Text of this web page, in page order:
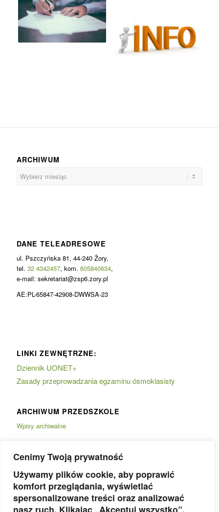
Cenimy Twoją prywatność
Używamy plików cookie, aby poprawić
komfort przeglądania, wyświetlać
spersonalizowane treści oraz analizować
ARCHIWUM
DANE TELEADRESOWE
ul. Pszczyńska 81, 44-240 Żory,
tel. 32 4342457, kom. 605840634,
e-mail: sekretariat@zsp6.zory.pl
AE:PL-65847-42908-DWWSA-23
LINKI ZEWNĘTRZNE:
Dziennik UONET+
Zasady przeprowadzania egzaminu ósmoklasisty
ARCHIWUM PRZEDSZKOLE
Wpisy archiwalne